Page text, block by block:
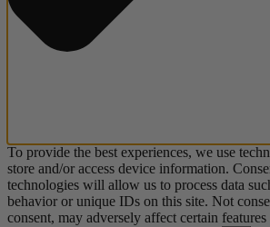
To provide the best experiences, we use
store and/or access device information.
technologies will allow us to process data
behavior or unique IDs on this site. Not
consent, may adversely affect certain